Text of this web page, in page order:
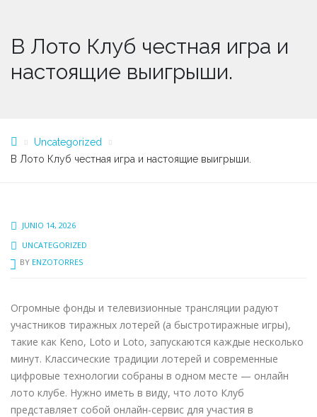
В Лото Клуб честная игра и
настоящие выигрыши.
Uncategorized
В Лото Клуб честная игра и настоящие выигрыши.
JUNIO 14, 2026
UNCATEGORIZED
BY ENZOTORRES
Огромные фонды и телевизионные трансляции радуют
участников тиражных лотерей (а быстротиражные игры),
такие как Keno, Loto и Loto, запускаются каждые несколько
минут. Классические традиции лотерей и современные
цифровые технологии собраны в одном месте — онлайн
лото клубе. Нужно иметь в виду, что лото Клуб
представляет собой онлайн-сервис для участия в